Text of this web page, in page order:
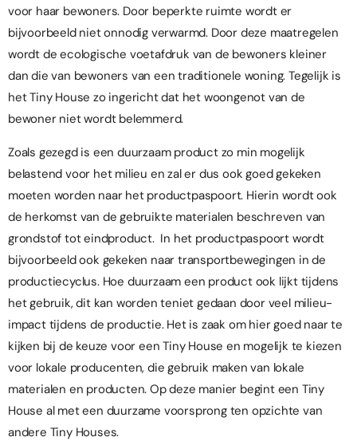
voor haar bewoners. Door beperkte ruimte wordt er
bijvoorbeeld niet onnodig verwarmd. Door deze maatregelen
wordt de ecologische voetafdruk van de bewoners kleiner
dan die van bewoners van een traditionele woning. Tegelijk is
het Tiny House zo ingericht dat het woongenot van de
bewoner niet wordt belemmerd.
Zoals gezegd is een duurzaam product zo min mogelijk
belastend voor het milieu en zal er dus ook goed gekeken
moeten worden naar het productpaspoort. Hierin wordt ook
de herkomst van de gebruikte materialen beschreven van
grondstof tot eindproduct. In het productpaspoort wordt
bijvoorbeeld ook gekeken naar transportbewegingen in de
productiecyclus. Hoe duurzaam een product ook lijkt tijdens
het gebruik, dit kan worden teniet gedaan door veel milieu-
impact tijdens de productie. Het is zaak om hier goed naar te
kijken bij de keuze voor een Tiny House en mogelijk te kiezen
voor lokale producenten, die gebruik maken van lokale
materialen en producten. Op deze manier begint een Tiny
House al met een duurzame voorsprong ten opzichte van
andere Tiny Houses.